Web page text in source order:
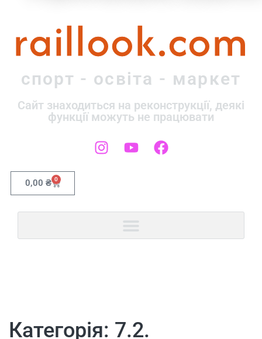
raillook.com
спорт - освіта - маркет
Сайт знаходиться на реконструкції, деякі
функції можуть не працювати
0,00 ₴ 0
Категорія: 7.2.